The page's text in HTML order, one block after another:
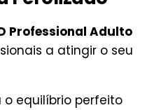
Professional Adulto
a atingir o seu
equilíbrio perfeito